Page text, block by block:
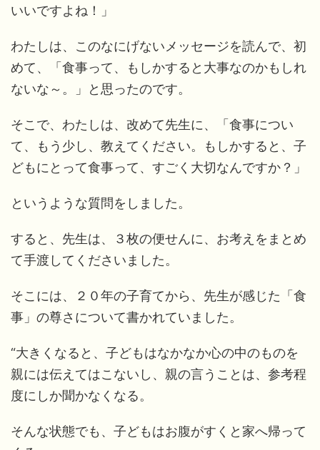
いいですよね！」
わたしは、このなにげないメッセージを読んで、初
めて、「食事って、もしかすると大事なのかもしれ
ないな～。」と思ったのです。
そこで、わたしは、改めて先生に、「食事につい
て、もう少し、教えてください。もしかすると、子
どもにとって食事って、すごく大切なんですか？」
というような質問をしました。
すると、先生は、３枚の便せんに、お考えをまとめ
て手渡してくださいました。
そこには、２０年の子育てから、先生が感じた「食
事」の尊さについて書かれていました。
“大きくなると、子どもはなかなか心の中のものを
親には伝えてはこないし、親の言うことは、参考程
度にしか聞かなくなる。
そんな状態でも、子どもはお腹がすくと家へ帰って